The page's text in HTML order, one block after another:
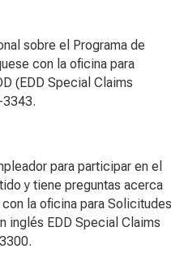
sobre el Programa de
con la oficina para
(EDD Special Claims
para participar en el
y tiene preguntas acerca
la oficina para Solicitudes
inglés EDD Special Claims